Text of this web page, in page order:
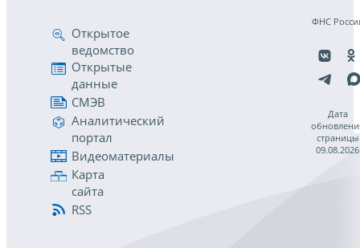
Открытое
ведомство
Открытые
данные
СМЭВ
Аналитический
портал
Видеоматериалы
Карта
сайта
RSS
ФНС
Дата
страницы
09.08.2026